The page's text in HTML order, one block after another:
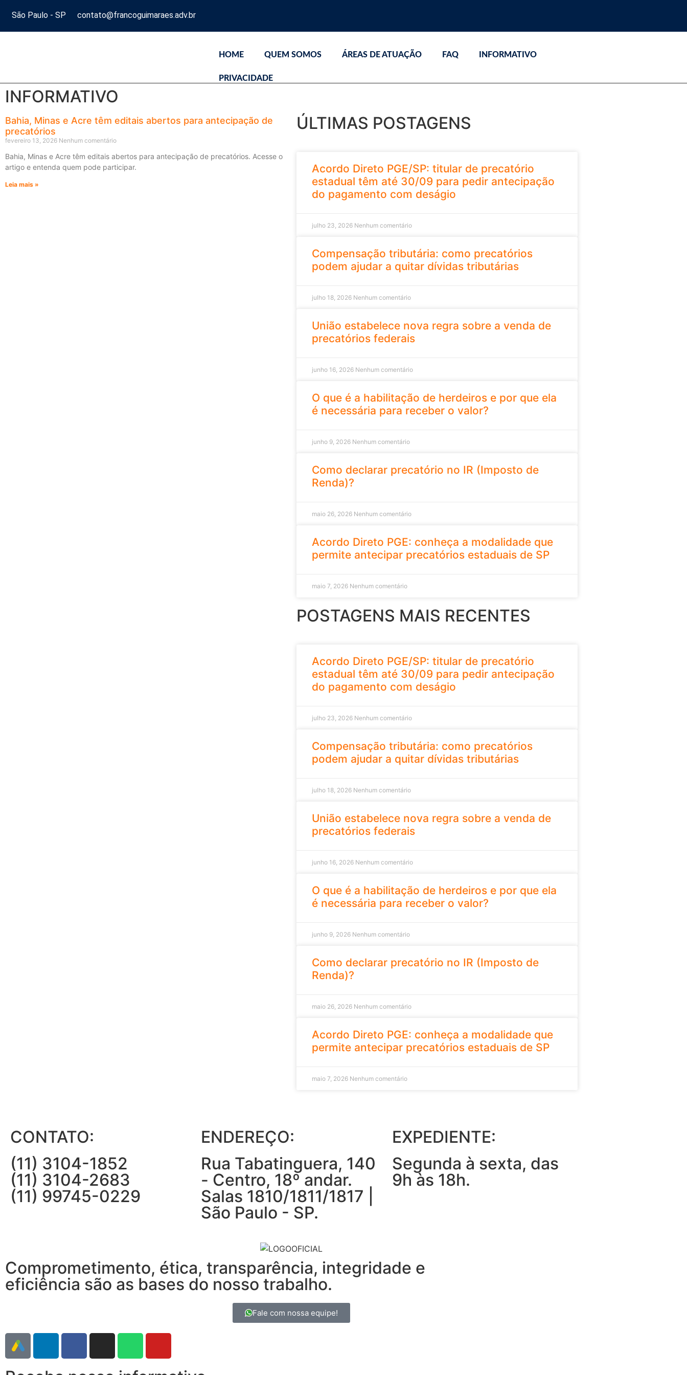
São Paulo - SP contato@francoguimaraes.adv.br
HOME QUEM SOMOS ÁREAS DE ATUAÇÃO FAQ INFORMATIVO
PRIVACIDADE
INFORMATIVO
Bahia, Minas e Acre têm editais abertos para antecipação de
precatórios
fevereiro 13, 2026 Nenhum comentário
Bahia, Minas e Acre têm editais abertos para antecipação de precatórios. Acesse o
artigo e entenda quem pode participar.
Leia mais »
ÚLTIMAS POSTAGENS
Acordo Direto PGE/SP: titular de precatório
estadual têm até 30/09 para pedir antecipação
do pagamento com deságio
julho 23, 2026 Nenhum comentário
Compensação tributária: como precatórios
podem ajudar a quitar dívidas tributárias
julho 18, 2026 Nenhum comentário
União estabelece nova regra sobre a venda de
precatórios federais
junho 16, 2026 Nenhum comentário
O que é a habilitação de herdeiros e por que ela
é necessária para receber o valor?
junho 9, 2026 Nenhum comentário
Como declarar precatório no IR (Imposto de
Renda)?
maio 26, 2026 Nenhum comentário
Acordo Direto PGE: conheça a modalidade que
permite antecipar precatórios estaduais de SP
maio 7, 2026 Nenhum comentário
POSTAGENS MAIS RECENTES
Acordo Direto PGE/SP: titular de precatório
estadual têm até 30/09 para pedir antecipação
do pagamento com deságio
julho 23, 2026 Nenhum comentário
Compensação tributária: como precatórios
podem ajudar a quitar dívidas tributárias
julho 18, 2026 Nenhum comentário
União estabelece nova regra sobre a venda de
precatórios federais
junho 16, 2026 Nenhum comentário
O que é a habilitação de herdeiros e por que ela
é necessária para receber o valor?
junho 9, 2026 Nenhum comentário
Como declarar precatório no IR (Imposto de
Renda)?
maio 26, 2026 Nenhum comentário
Acordo Direto PGE: conheça a modalidade que
permite antecipar precatórios estaduais de SP
maio 7, 2026 Nenhum comentário
CONTATO:
(11) 3104-1852
(11) 3104-2683
(11) 99745-0229
ENDEREÇO:
Rua Tabatinguera, 140
- Centro, 18º andar.
Salas 1810/1811/1817 |
São Paulo - SP.
EXPEDIENTE:
Segunda à sexta, das
9h às 18h.
Comprometimento, ética, transparência, integridade e
eficiência são as bases do nosso trabalho.
Fale com nossa equipe!